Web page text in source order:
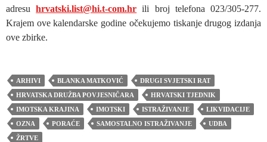
adresuhrvatski.list@hi.t-com.hr ili broj telefona 023/305-277.
Krajem ove kalendarske godine očekujemo tiskanje drugog izdanja
ove zbirke.
ARHIVI BLANKA MATKOVIĆ
DRUGI SVJETSKI RAT
HRVATSKA DRUŽBA POVJESNIČARA
HRVATSKI TJEDNIK
IMOTSKA KRAJINA
IMOTSKI ISTRAŽIVANJE
LIKVIDACIJE
OZNA
PORAĆE SAMOSTALNO ISTRAŽIVANJE
UDBA
ŽRTVE